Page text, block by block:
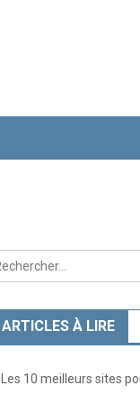
ARTICLES À LIRE
Les 10 meilleurs sites